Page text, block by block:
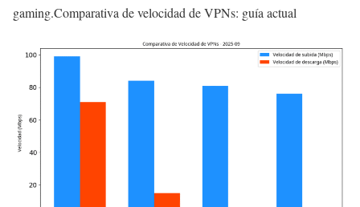
gaming.Comparativa de velocidad de VPNs: guía actual